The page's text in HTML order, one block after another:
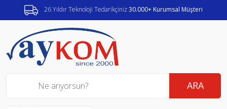
26 Yıldır Teknoloji Tedarikçiniz30.000+ Kurumsal Müşteri
ARA